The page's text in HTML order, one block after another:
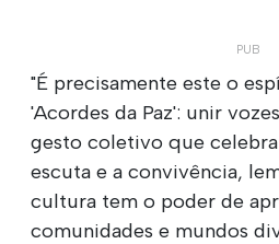
"É precisamente este o
'Acordes da Paz': unir
gesto coletivo que celebra
escuta e a convivência,
cultura tem o poder de
comunidades e mundos